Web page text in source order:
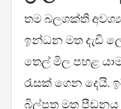
තම බලශක්ති
ඉන්ධන මත දැඩි
තෙල් මිල පහළ
රැසක් ගෙන දෙයි.
බිල්පත මත පීඩනය